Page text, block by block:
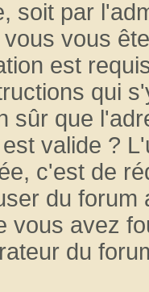
soit par
vous
est
qui
sûr que
valide ?
c'est de
du
vous avez
du